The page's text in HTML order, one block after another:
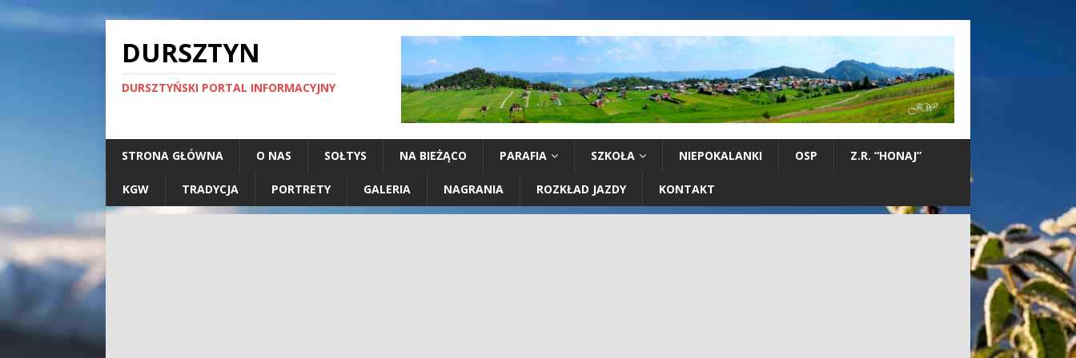
DURSZTYN
DURSZTYŃSKI PORTAL INFORMACYJNY
STRONA GŁÓWNA O NAS SOŁTYS NA BIEŻĄCO PARAFIA SZKOŁA NIEPOKALANKI OSP Z.R. “HONAJ”
KGW TRADYCJA PORTRETY GALERIA NAGRANIA ROZKŁAD JAZDY KONTAKT